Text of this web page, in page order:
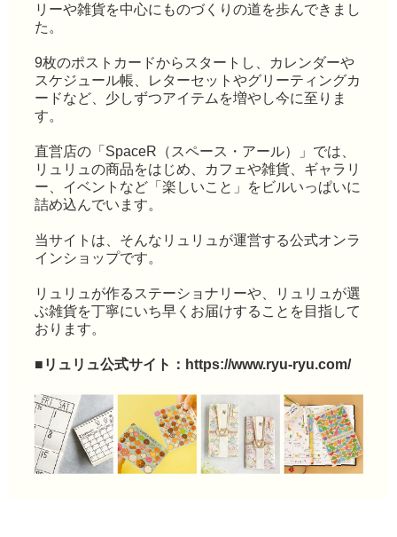
リーや雑貨を中心にものづくりの道を歩んできまし
た。
9枚のポストカードからスタートし、カレンダーや
スケジュール帳、レターセットやグリーティングカ
ードなど、少しずつアイテムを増やし今に至りま
す。
直営店の「SpaceR（スペース・アール）」では、
リュリュの商品をはじめ、カフェや雑貨、ギャラリ
ー、イベントなど「楽しいこと」をビルいっぱいに
詰め込んでいます。
当サイトは、そんなリュリュが運営する公式オンラ
インショップです。
リュリュが作るステーショナリーや、リュリュが選
ぶ雑貨を丁寧にいち早くお届けすることを目指して
おります。
■リュリュ公式サイト： https://www.ryu-ryu.com/